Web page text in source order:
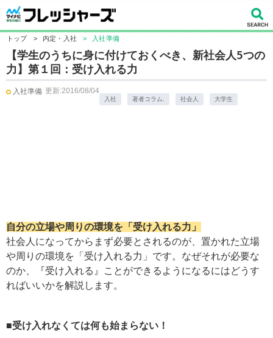
トップ > 内定・入社 > 入社準備
【学生のうちに身に付けておくべき、新社会人5つの
力】第１回：受け入れる力
入社準備 更新:2016/08/04
入社 著者コラム. 社会人 大学生
自分の立場や周りの環境を「受け入れる力」
社会人になってからまず必要とされるのが、置かれた立場
や周りの環境を「受け入れる力」です。なぜそれが必要な
のか、『受け入れる』ことができるようになるにはどうす
ればいいかを解説します。
■受け入れなくては何も始まらない！